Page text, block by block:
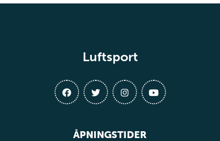
Luftsport
ÅPNINGSTIDER